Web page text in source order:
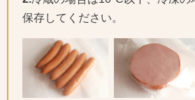
保存してください。